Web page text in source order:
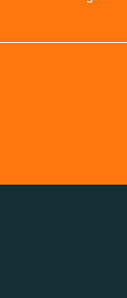
bearbeitet
Bitte kontaktieren
Lieferadressen